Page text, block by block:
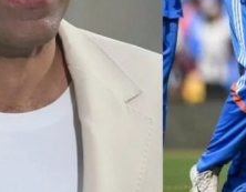
यह राज्य विकास, निवेश
का सम्मान
में राष्ट्रीय प्रतीकों और